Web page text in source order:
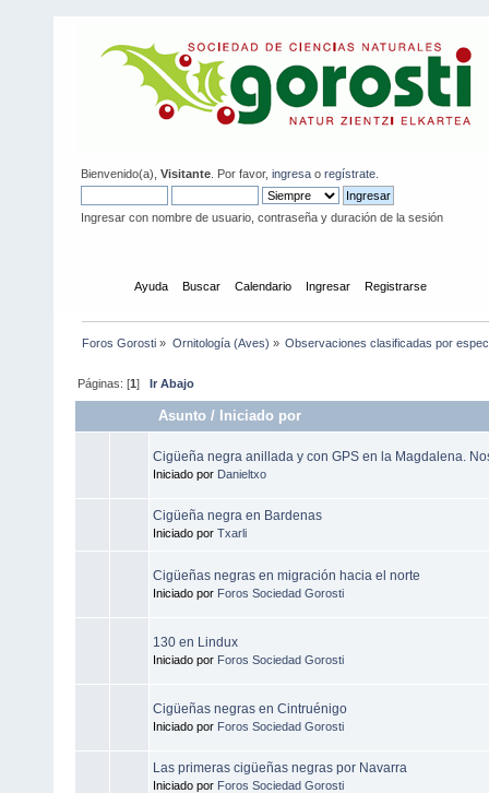
Bienvenido(a), Visitante . Por favor, ingresa o regístrate
Ingresar con nombre de usuario, contraseña y duración de la sesión
Ayuda Buscar Calendario Ingresar Registrarse
Foros Gorosti » Ornitología (Aves) » Observaciones clasificadas por
Páginas: [1]Ir Abajo
Asunto / Iniciado por
Cigüeña negra anillada y con GPS en la Magdalena.
Iniciado por Danieltxo
Cigüeña negra en Bardenas
Iniciado por Txarli
Cigüeñas negras en migración hacia el norte
Iniciado por Foros Sociedad Gorosti
130 en Lindux
Iniciado por Foros Sociedad Gorosti
Cigüeñas negras en Cintruénigo
Iniciado por Foros Sociedad Gorosti
Las primeras cigüeñas negras por Navarra
Iniciado por Foros Sociedad Gorosti